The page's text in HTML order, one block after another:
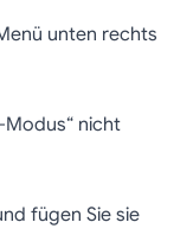
unten rechts
Modus“ nicht
fügen Sie sie